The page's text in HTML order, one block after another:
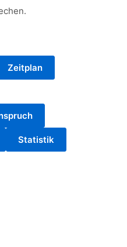
Zeitplan
Statistik